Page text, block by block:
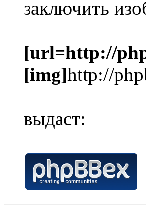
заключить
[url=http://
[img]http://
выдаст: